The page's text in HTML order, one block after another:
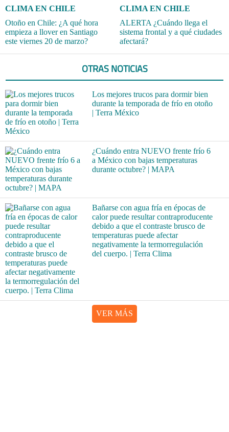
CLIMA EN CHILE
Otoño en Chile: ¿A qué hora
empieza a llover en Santiago
este viernes 20 de marzo?
CLIMA EN CHILE
ALERTA ¿Cuándo llega el
sistema frontal y a qué ciudades
afectará?
OTRAS NOTICIAS
Los mejores trucos para dormir bien
durante la temporada de frío en otoño
| Terra México
¿Cuándo entra NUEVO frente frío 6
a México con bajas temperaturas
durante octubre? | MAPA
Bañarse con agua fría en épocas de
calor puede resultar contraproducente
debido a que el contraste brusco de
temperaturas puede afectar
negativamente la termorregulación
del cuerpo. | Terra Clima
VER MÁS